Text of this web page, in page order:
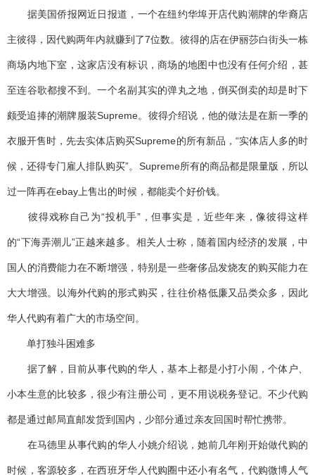
据美国侨报网近日报道，一个在纽约华埠开店代购潮牌的华裔店
主彼得，因代购两年内就赚到了7位数。彼得的店在伊丽莎白街头一栋
商场内地下室，这家店没有标识，商场的地图中也没有任何介绍，甚
至连谷歌都搜不到。一个名副其实的弹丸之地，倒买倒卖的却是时下
颇受追捧的潮牌服装Supreme。彼得介绍说，他的做法是在新一季的
衣服开售时，先去实体店购买Supreme的所有新品，“实体店人多的时
候，还得专门雇人排队购买”。Supreme所有的商品都是限量版，所以
过一阵再在ebay上售出的时候，都能卖个好价钱。
彼得戏称自己为“投机手”，但事实是，近些年来，像彼得这样
的“下海弄潮儿”正越来越多。相关人士称，随着国内经济的发展，中
国人的消费能力在不断增强，特别是一些奢侈品发烧友的购买能力在
大大增强。以海外代购的形式购买，往往价格低廉又品类众多，因此
华人代购有着广大的市场空间。
单打独斗困难多
据了解，目前从事代购的华人，基本上都是小打小闹，个体户、
小本生意的比较多，很少有注册公司，更不用说税务登记。不少代购
都是通过邮局直邮发货到国内，少部分通过亲友回国时帮忙携带。
在马德里从事代购的华人小姚介绍说，她前几年刚开始做代购的
时候，客源较多，在西班牙华人代购圈中还小有名气，代购微博人气